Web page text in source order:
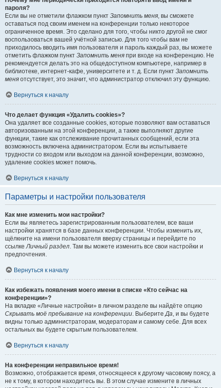
пароля?
Если вы не отметили флажком пункт Запомнить меня, вы сможете
оставаться под своим именем на конференции только некоторое
ограниченное время. Это сделано для того, чтобы никто другой не смог
воспользоваться вашей учётной записью. Для того чтобы вам не
приходилось вводить имя пользователя и пароль каждый раз, вы можете
отметить флажком пункт Запомнить меня при входе на конференцию. Не
рекомендуется делать это на общедоступном компьютере, например в
библиотеке, интернет-кафе, университете и т. д. Если пункт Запомнить
меня отсутствует, это значит, что администратор отключил эту функцию.
Вернуться к началу
Что делает функция «Удалить cookies»?
Она удаляет все созданные cookies, которые позволяют вам оставаться
авторизованным на этой конференции, а также выполняют другие
функции, такие как отслеживание прочитанных сообщений, если эта
возможность включена администратором. Если вы испытываете
трудности со входом или выходом на данной конференции, возможно,
удаление cookies может помочь.
Вернуться к началу
Параметры и настройки пользователя
Как мне изменить мои настройки?
Если вы являетесь зарегистрированным пользователем, все ваши
настройки хранятся в базе данных конференции. Чтобы изменить их,
щёлкните на имени пользователя вверху страницы и перейдите по
ссылкеЛичный раздел. Там вы можете изменить все свои настройки и
предпочтения.
Вернуться к началу
Как избежать появления моего имени в списке «Кто сейчас на
конференции»?
На вкладке «Личные настройки» в личном разделе вы найдёте опцию
Скрывать моё пребывание на конференции. ВыберитеДа, и вы будете
видны только администраторам, модераторам и самому себе. Для всех
остальных вы будете скрытым пользователем.
Вернуться к началу
На конференции неправильное время!
Возможно, отображается время, относящееся к другому часовому поясу, а
не к тому, в котором находитесь вы. В этом случае измените в личных